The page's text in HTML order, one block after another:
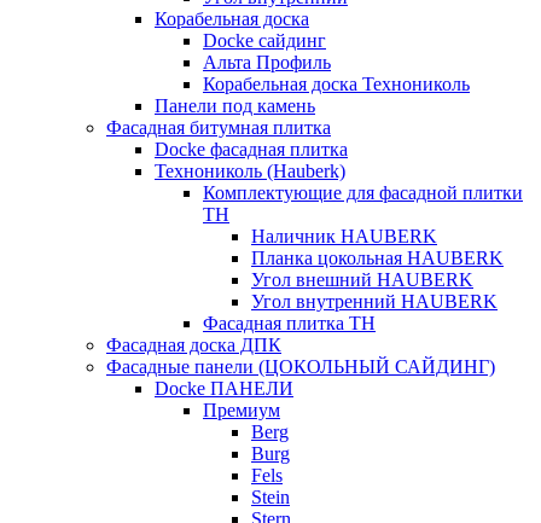
Корабельная доска
Docke сайдинг
Альта Профиль
Корабельная доска Технониколь
Панели под камень
Фасадная битумная плитка
Docke фасадная плитка
Технониколь (Hauberk)
Комплектующие для фасадной плитки
ТН
Наличник HAUBERK
Планка цокольная HAUBERK
Угол внешний HAUBERK
Угол внутренний HAUBERK
Фасадная плитка ТН
Фасадная доска ДПК
Фасадные панели (ЦОКОЛЬНЫЙ САЙДИНГ)
Docke ПАНЕЛИ
Премиум
Berg
Burg
Fels
Stein
Stern